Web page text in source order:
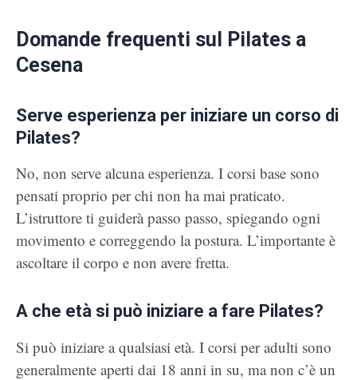
Domande frequenti sul Pilates a
Cesena
Serve esperienza per iniziare un corso di
Pilates?
No, non serve alcuna esperienza. I corsi base sono
pensati proprio per chi non ha mai praticato.
L’istruttore ti guiderà passo passo, spiegando ogni
movimento e correggendo la postura. L’importante è
ascoltare il corpo e non avere fretta.
A che età si può iniziare a fare Pilates?
Si può iniziare a qualsiasi età. I corsi per adulti sono
generalmente aperti dai 18 anni in su, ma non c’è un